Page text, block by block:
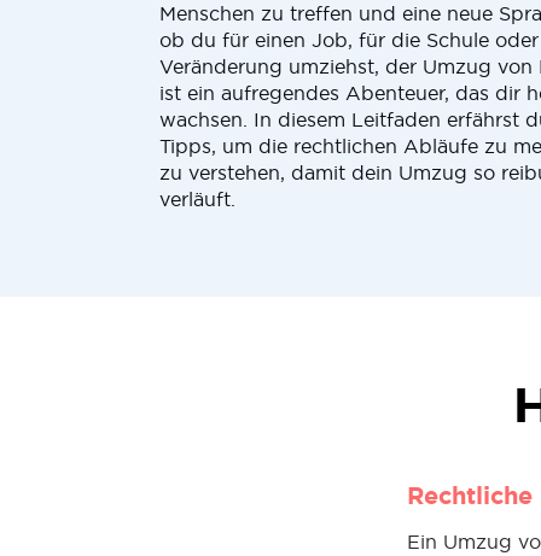
Menschen zu treffen und eine neue
ob du für einen Job, für die Schule
Veränderung umziehst, der Umzug von
ist ein aufregendes Abenteuer, das dir
wachsen. In diesem Leitfaden erfährst
Tipps, um die rechtlichen Abläufe zu
zu verstehen, damit dein Umzug so
verläuft.
Ein Umzug